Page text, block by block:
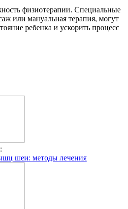
физиотерапии. Специальные
или мануальная терапия, могут
ребенка и ускорить процесс
шеи: методы лечения